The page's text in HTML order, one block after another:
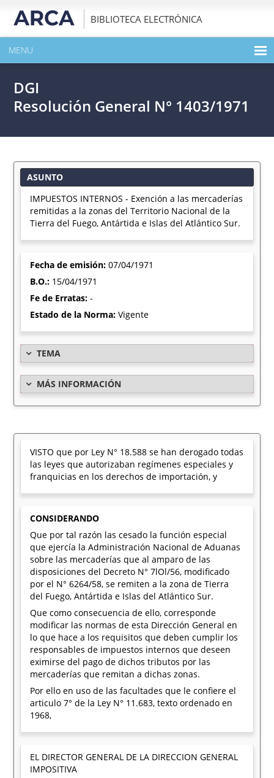
BIBLIOTECA ELECTRÓNICA
MENU
EXPANDIR TODO EL CONTENIDO DE LA PUBLICACIÓN
DGI
Resolución General N° 1403/1971
ASUNTO
IMPUESTOS INTERNOS - Exención a las mercaderías
remitidas a la zonas del Territorio Nacional de la
Tierra del Fuego, Antártida e Islas del Atlántico Sur.
Fecha de emisión:07/04/1971
B.O.: 15/04/1971
Fe de Erratas:-
Estado de la Norma:Vigente
TEMA
MÁS INFORMACIÓN
VISTO que por Ley N° 18.588 se han derogado todas
las leyes que autorizaban regímenes especiales y
franquicias en los derechos de importación, y
CONSIDERANDO
Que por tal razón las cesado la función especial
que ejercía la Administración Nacional de Aduanas
sobre las mercaderías que al amparo de las
disposiciones del Decreto N° 7lOl/56, modificado
por el N° 6264/58, se remiten a la zona de Tierra
del Fuego, Antártida e Islas del Atlántico Sur.
Que como consecuencia de ello, corresponde
modificar las normas de esta Dirección General en
lo que hace a los requisitos que deben cumplir los
responsables de impuestos internos que deseen
eximirse del pago de dichos tributos por las
mercaderías que remitan a dichas zonas.
Por ello en uso de las facultades que le confiere el
articulo 7° de la Ley N° 11.683, texto ordenado en
1968,
EL DIRECTOR GENERAL DE LA DIRECCION GENERAL
IMPOSITIVA